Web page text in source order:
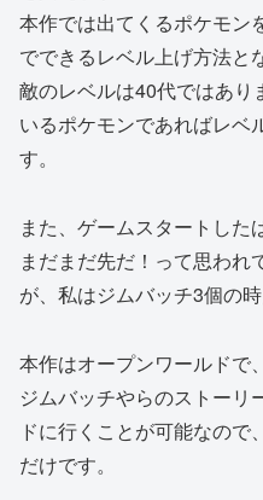
本作では出てくるポケモン
でできるレベル上げ方法と
敵のレベルは40代ではあり
いるポケモンであればレベ
す。
また、ゲームスタートした
まだまだ先だ！って思われ
が、私はジムバッチ3個の
本作はオープンワールドで
ジムバッチやらのストーリ
ドに行くことが可能なの
だけです。